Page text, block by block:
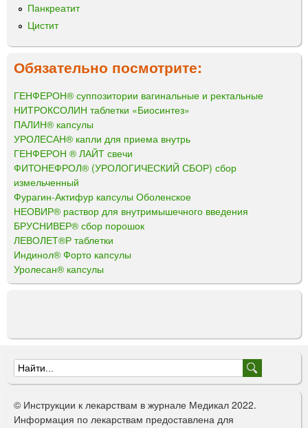
Панкреатит
Цистит
Обязательно посмотрите:
ГЕНФЕРОН® суппозитории вагинальные и ректальные
НИТРОКСОЛИН таблетки «Биосинтез»
ПАЛИН® капсулы
УРОЛЕСАН® капли для приема внутрь
ГЕНФЕРОН ® ЛАЙТ свечи
ФИТОНЕФРОЛ® (УРОЛОГИЧЕСКИЙ СБОР) сбор
измельченный
Фурагин-Актифур капсулы Оболенское
НЕОВИР® раствор для внутримышечного введения
БРУСНИВЕР® сбор порошок
ЛЕВОЛЕТ®Р таблетки
Индинол® Форто капсулы
Уролесан® капсулы
Ф
о
р
© Инструкции к лекарствам в журнале Медикал 2022.
Информация по лекарствам предоставлена для